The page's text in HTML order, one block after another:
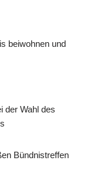
beiwohnen und
der Wahl des
Bündnistreffen